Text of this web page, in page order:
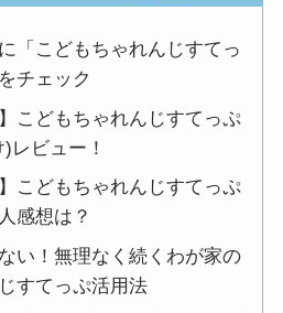
「こどもちゃれんじすてっ
チェック
こどもちゃれんじすてっぷ
レビュー！
こどもちゃれんじすてっぷ
感想は？
い！無理なく続くわが家の
すてっぷ活用法